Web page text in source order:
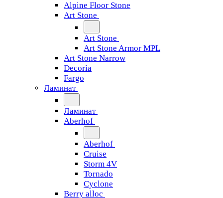
Alpine Floor Stone
Art Stone
Art Stone
Art Stone Armor MPL
Art Stone Narrow
Decoria
Fargo
Ламинат
Ламинат
Aberhof
Aberhof
Cruise
Storm 4V
Tornado
Сyclone
Berry alloc